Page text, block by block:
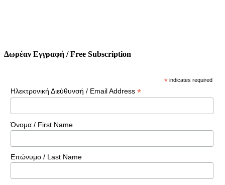
Δωρέαν Εγγραφή / Free Subscription
* indicates required
Ηλεκτρονική Διεύθυνσή / Email Address *
Όνομα / First Name
Επώνυμο / Last Name